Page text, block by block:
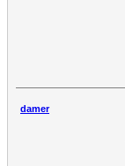
damer